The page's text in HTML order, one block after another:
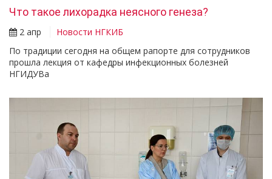
Что такое лихорадка неясного генеза?
2 апр
Новости НГКИБ
По традиции сегодня на общем рапорте для сотрудников
прошла лекция от кафедры инфекционных болезней
НГИДУВа